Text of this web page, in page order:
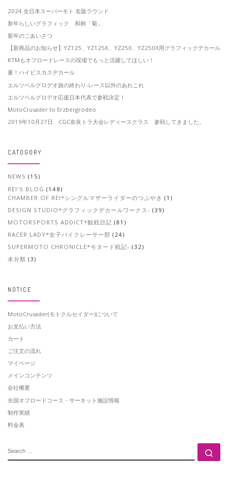
2024 全日本スーパーモト 名阪ラウンド
新年らしいグラフィック 和柄「菊」
新年のごあいさつ
【新商品のお知らせ】YZ125、YZ125X、YZ250、YZ250X用グラフィックデカール
KTMもオフロードレースの現場でもっと活躍してほしい！
夏！ハイビスカスデカール
エルツベルグロデオ旅の終わり-レース以外のあれこれ
エルツベルグロデオ応援日本代表で参戦決定！
MotoCrusader to Erzbergrodeo
2019年10月27日 CGC奈良トラ大会レディースクラス 参戦してきました。
CATOGORY
NEWS (15)
REI'S BLOG (148)
CHAMBER OF REI*シングルマザーライダーのつぶやき (1)
DESIGN STUDIO*グラフィックデカールワークス- (39)
MOTORSPORTS ADDICT*観戦日記 (81)
RACER LADY*女子バイクレーサー部 (24)
SUPERMOTO CHRONICLE*モタード戦記- (32)
未分類 (3)
NOTICE
MotoCrusader(モトクルセイダー)について
お支払い方法
カート
ご注文の流れ
マイページ
メインコンテンツ
会社概要
全国オフロードコース・サーキット施設情報
制作実績
料金表